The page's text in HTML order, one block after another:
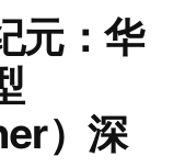
元：华
）深